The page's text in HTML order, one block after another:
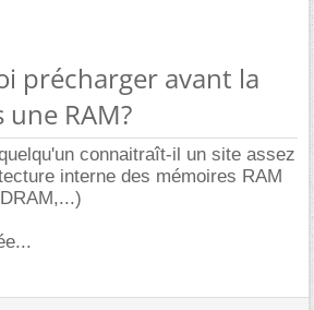
précharger avant la
RAM?
connaitraît-il un site assez
interne des mémoires RAM